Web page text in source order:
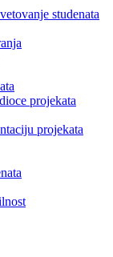
studenata
projekata
projekata